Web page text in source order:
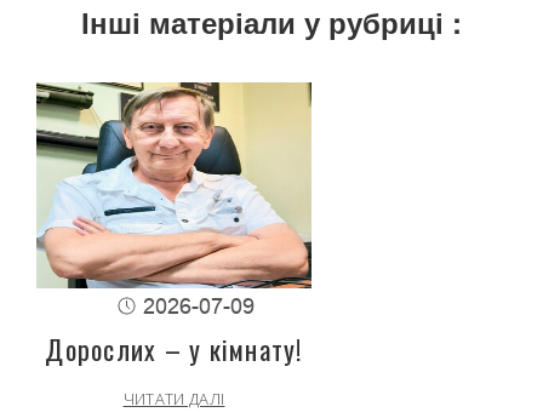
Інші матеріали у рубриці :
2026-07-09
Дорослих – у кімнату!
ЧИТАТИ ДАЛІ